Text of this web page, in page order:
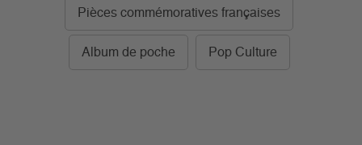
Pièces commémoratives françaises
Album de poche Pop Culture